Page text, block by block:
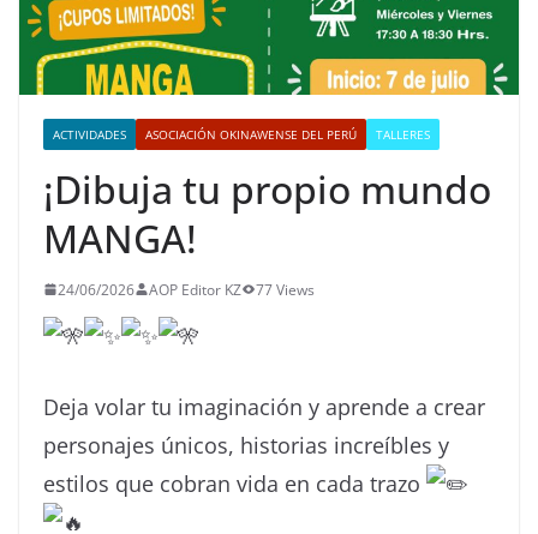
ACTIVIDADES ASOCIACIÓN OKINAWENSE DEL PERÚ TALLERES
¡Dibuja tu propio mundo
MANGA!
24/06/2026 AOP Editor KZ 77 Views
Deja volar tu imaginación y aprende a crear
personajes únicos, historias increíbles y
estilos que cobran vida en cada trazo